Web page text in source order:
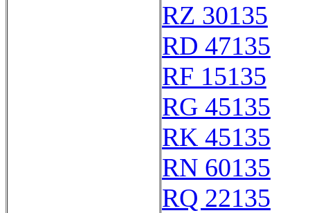
RZ 30135
RD 47135
RF 15135
RG 45135
RK 45135
RN 60135
RQ 22135